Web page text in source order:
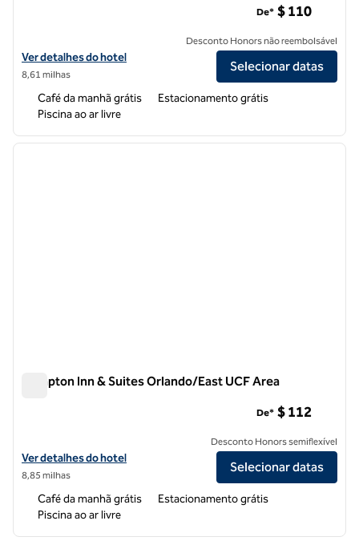
Exibir detalhes do hotel Home2 Suites by Hilton Orlando Near UCF
Ver detalhes do hotel
8,61 milhas
De* $ 110
Desconto Honors não reembolsável
Selecionar datas
Café da manhã grátis
Estacionamento grátis
Piscina ao ar livre
1 de 12
Hampton Inn & Suites Orlando/East UCF Area
Exibir detalhes do hotel Hampton Inn & Suites Orlando/East UCF
Ver detalhes do hotel
8,85 milhas
De* $ 112
Desconto Honors semiflexível
Selecionar datas
Café da manhã grátis
Estacionamento grátis
Piscina ao ar livre